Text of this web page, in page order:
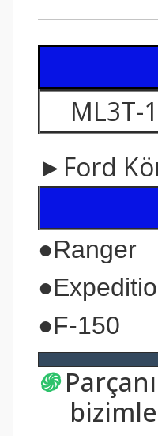
ML3T-
►Ford
●Ranger
●
●F-150
֍
bizimle